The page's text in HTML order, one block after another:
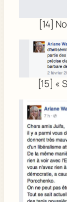
[14]
[15] «